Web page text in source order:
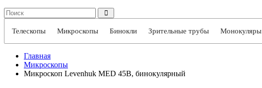
Телескопы Микроскопы Бинокли Зрительные трубы Монокуляры
Главная
Микроскопы
Микроскоп Levenhuk MED 45B, бинокулярный